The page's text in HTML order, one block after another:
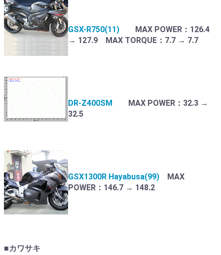
GSX-R750(11) MAX POWER：126.4
→ 127.9 MAX TORQUE：7.7 → 7.7
DR-Z400SM MAX POWER：32.3 →
32.5
GSX1300R Hayabusa(99) MAX
POWER：146.7 → 148.2
■カワサキ